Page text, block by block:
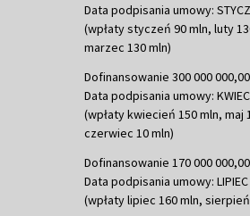
Data podpisania umowy:
(wpłaty styczeń 90 mln, luty
marzec 130 mln)
Dofinansowanie 300 000 000,00
Data podpisania umowy:
(wpłaty kwiecień 150 mln, maj
czerwiec 10 mln)
Dofinansowanie 170 000 000,00
Data podpisania umowy: LIPIEC
(wpłaty lipiec 160 mln,